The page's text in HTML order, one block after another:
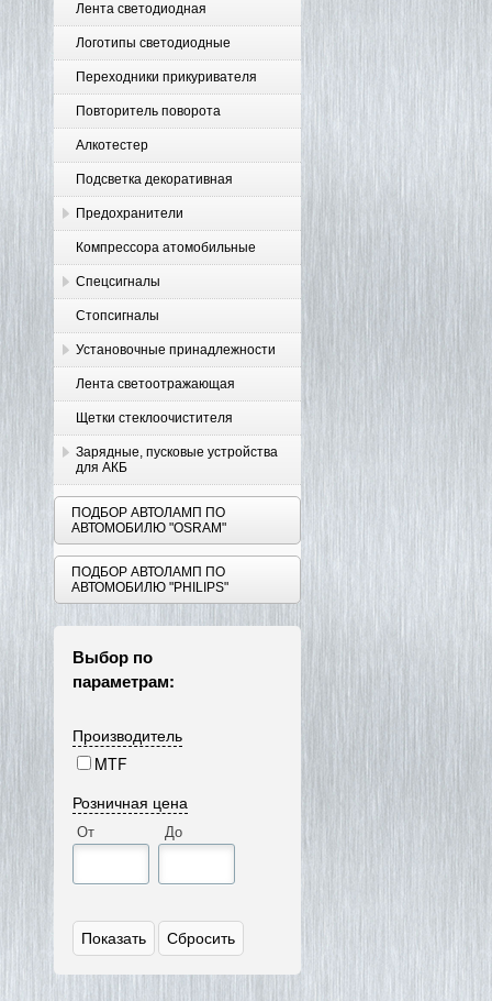
Лента светодиодная
Логотипы светодиодные
Переходники прикуривателя
Повторитель поворота
Алкотестер
Подсветка декоративная
Предохранители
Компрессора атомобильные
Спецсигналы
Стопсигналы
Установочные принадлежности
Лента светоотражающая
Щетки стеклоочистителя
Зарядные, пусковые устройства
для АКБ
ПОДБОР АВТОЛАМП ПО
АВТОМОБИЛЮ "OSRAM"
ПОДБОР АВТОЛАМП ПО
АВТОМОБИЛЮ "PHILIPS"
Выбор по
параметрам:
Производитель
MTF
Розничная цена
От До